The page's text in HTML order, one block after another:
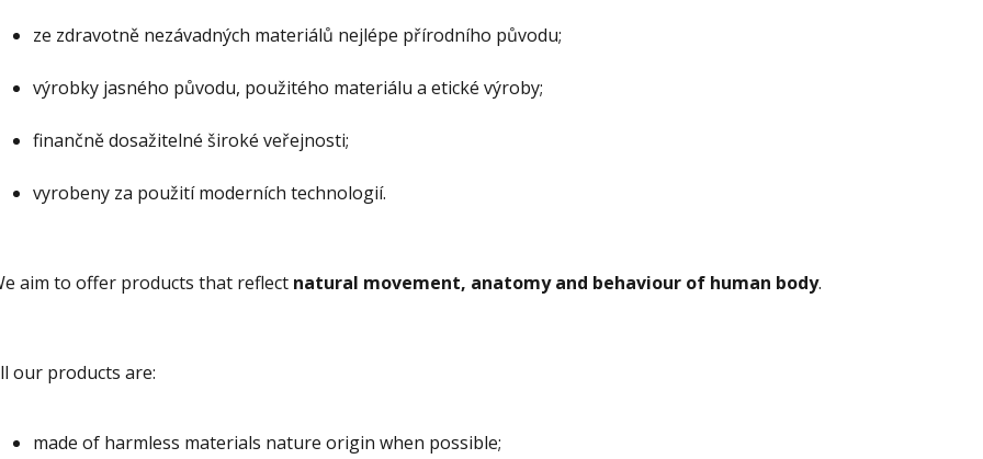
ze zdravotně nezávadných materiálů nejlépe přírodního původu;
výrobky jasného původu, použitého materiálu a etické výroby;
finančně dosažitelné široké veřejnosti;
vyrobeny za použití moderních technologií.
aim to offer products that reflect natural movement, anatomy and behaviour of human body.
our products are:
made of harmless materials nature origin when possible;